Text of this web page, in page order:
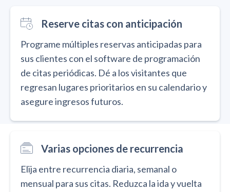
Reserve citas con anticipación
Programe múltiples reservas anticipadas para
sus clientes con el software de programación
de citas periódicas. Dé a los visitantes que
regresan lugares prioritarios en su calendario y
asegure ingresos futuros.
Varias opciones de recurrencia
Elija entre recurrencia diaria, semanal o
mensual para sus citas. Reduzca la ida y vuelta